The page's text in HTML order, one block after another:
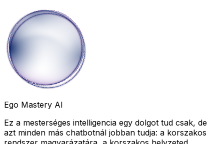
Ego Mastery AI
Ez a mesterséges intelligencia egy dolgot tud csak, de
azt minden más chatbotnál jobban tudja: a korszakos